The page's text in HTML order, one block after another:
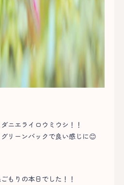
ニエライロウミウシ！！
リーンバックで良い感じに😊
もりの本日でした！！